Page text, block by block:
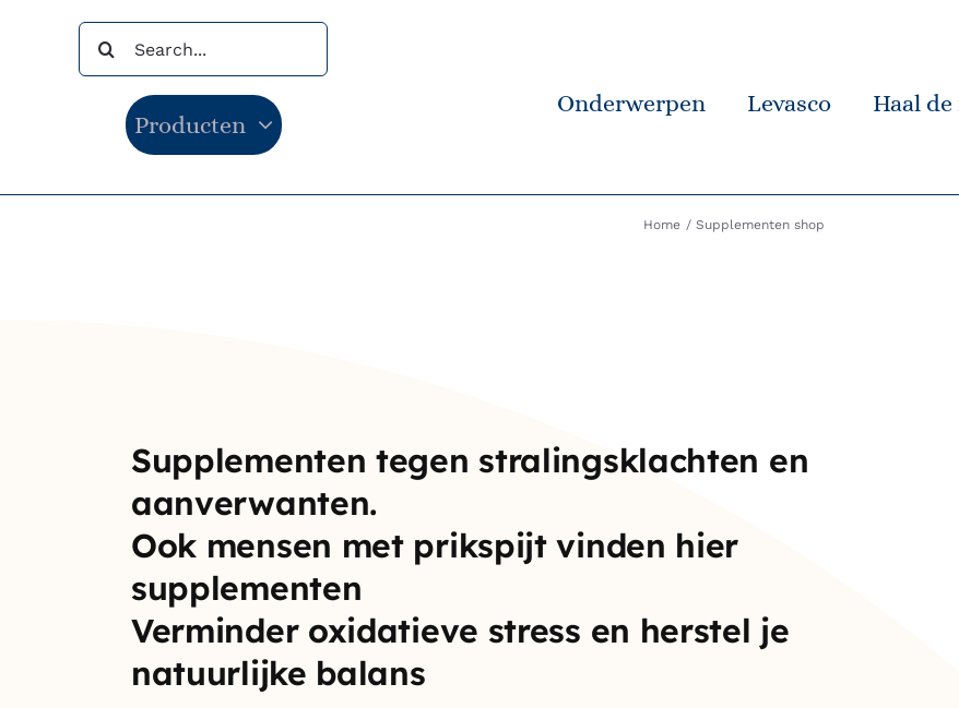
naar:
Producten
Onderwerpen Levasco Haal
Home Supplementen shop
Supplementen tegen stralingsklachten en
aanverwanten.
Ook mensen met prikspijt vinden hier
supplementen
Verminder oxidatieve stress en herstel je
natuurlijke balans